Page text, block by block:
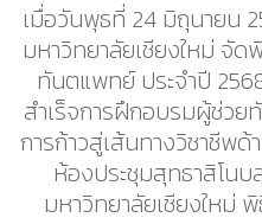
เมื่อวันพุธที่ 24 มิถุนายน
มหาวิทยาลัยเชียงใหม่ จั
ทันตแพทย์ ประจำปี
สำเร็จการฝึกอบรมผู้ช่วย
การก้าวสู่เส้นทางวิชาชีพ
ห้องประชุมสุทธาสิโน
มหาวิทยาลัยเชียงใหม่